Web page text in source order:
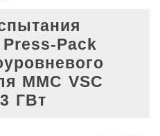
Pack
MMC VSC
ГВт